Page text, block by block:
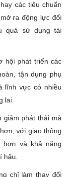
các tiêu chuẩn
ra động lực đổi
quả sử dụng tài
hội phát triển các
tận dụng phụ
lĩnh vực có nhiều
lai.
giảm phát thải mà
với giao thông
hơn và khả năng
hậu.
chỉ làm thay đổi